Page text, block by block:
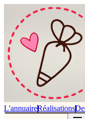
L'annuaireRéalisations